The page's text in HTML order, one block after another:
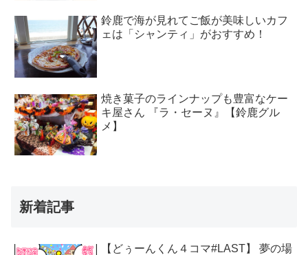
鈴鹿で海が見れてご飯が美味しいカフ
ェは「シャンティ」がおすすめ！
焼き菓子のラインナップも豊富なケー
キ屋さん 『ラ・セーヌ』【鈴鹿グル
メ】
新着記事
【どぅーんくん４コマ#LAST】 夢の場